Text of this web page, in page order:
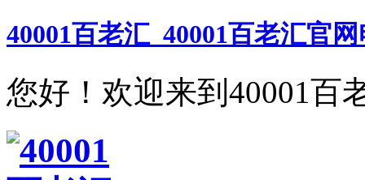
40001百老汇_40001百老汇官
您好！欢迎来到40001百